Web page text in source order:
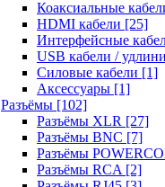
Коаксиальные
HDMI кабели [25]
Интерфейсные
USB кабели /
Силовые кабели [1]
Аксессуары [1]
Разъёмы [102]
Разъёмы XLR [27]
Разъёмы BNC [7]
Разъёмы
Разъёмы RCA [2]